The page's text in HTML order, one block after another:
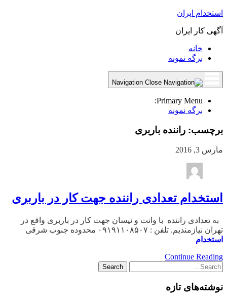
استخدام ایران
آگهی کار ایران
خانه
برگه نمونه
Primary Menu:
برگه نمونه
برچسب: راننده باربری
مارس 3, 2016
استخدام تعدادی راننده جهت کار در باربری
به تعدادی راننده با وانت و نیسان جهت کار در باربری واقع در
تهران نیازمندیم. تلفن : ۰۹۱۹۱۱۰۸۵۰۷ محدوده جنوب شرقی
استخدام
Continue Reading
نوشته‌های تازه